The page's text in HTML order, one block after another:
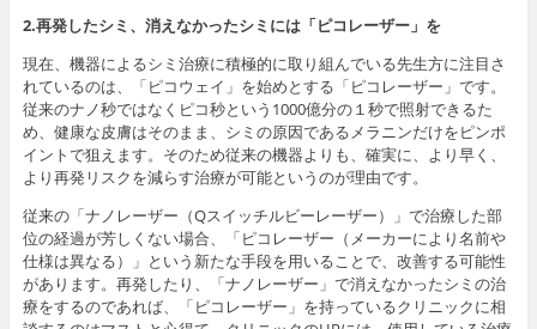
2.再発したシミ、消えなかったシミには「ピコレーザー」を
現在、機器によるシミ治療に積極的に取り組んでいる先生方に注目さ
れているのは、「ピコウェイ」を始めとする「ピコレーザー」です。
従来のナノ秒ではなくピコ秒という1000億分の１秒で照射できるた
め、健康な皮膚はそのまま、シミの原因であるメラニンだけをピンポ
イントで狙えます。そのため従来の機器よりも、確実に、より早く、
より再発リスクを減らす治療が可能というのが理由です。
従来の「ナノレーザー（Qスイッチルビーレーザー）」で治療した部
位の経過が芳しくない場合、「ピコレーザー（メーカーにより名前や
仕様は異なる）」という新たな手段を用いることで、改善する可能性
があります。再発したり、「ナノレーザー」で消えなかったシミの治
療をするのであれば、「ピコレーザー」を持っているクリニックに相